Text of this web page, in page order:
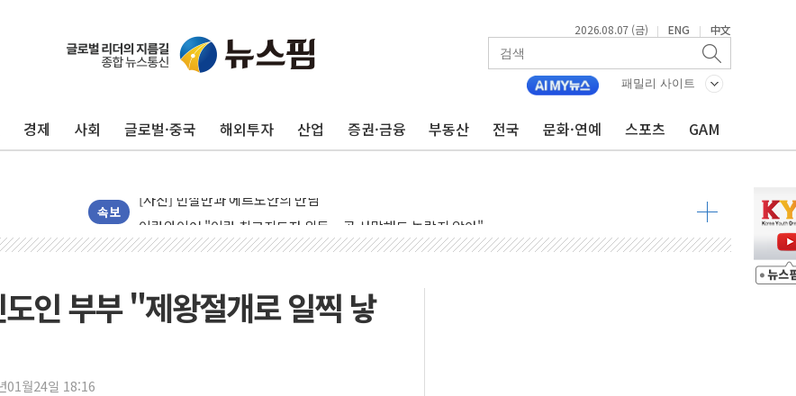
2026.08.07 (금) | ENG | 中文
패밀리 사이트
경제 사회 글로벌·중국 해외투자 산업 증권·금융 부동산 전국 문화·연예 스포츠 GAM
속보
李 대통령, '6시간 마라톤 부동산 2차 회의' 주재… "전폭적 공급 확대·속도전 총력"
트럼프, 中 겨냥 폴리실리콘 관세 15% 부과…美 태양광주 급등
이란와이어 "이란 최고지도자 위독…곧 사망해도 놀랍지 않아"
남동발전, 해남군에 국내 최대 규모 400MW 태양광 착공…여의도 1.6배 규모
황희 '폐버스 청년주택' SNS 글 역풍에 "정부정책 아냐" 해명
폭염 누그러지고 가뭄 숙지나...경북동해안권 8~9일 최대 100mm 호우
인 부부 "제왕절개로 일찍 낳
01월24일 18:16